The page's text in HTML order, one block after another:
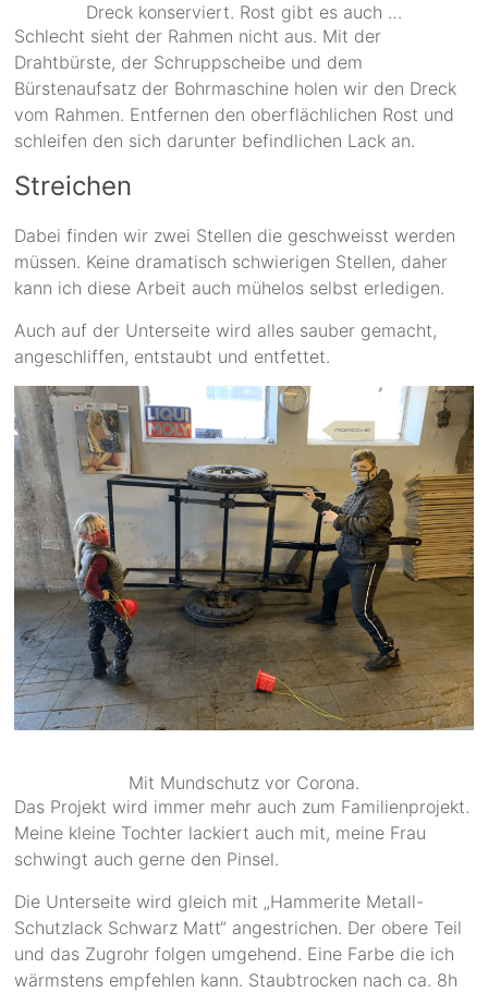
Dreck konserviert. Rost gibt es auch …
Schlecht sieht der Rahmen nicht aus. Mit der
Drahtbürste, der Schruppscheibe und dem
Bürstenaufsatz der Bohrmaschine holen wir den Dreck
vom Rahmen. Entfernen den oberflächlichen Rost und
schleifen den sich darunter befindlichen Lack an.
Streichen
Dabei finden wir zwei Stellen die geschweisst werden
müssen. Keine dramatisch schwierigen Stellen, daher
kann ich diese Arbeit auch mühelos selbst erledigen.
Auch auf der Unterseite wird alles sauber gemacht,
angeschliffen, entstaubt und entfettet.
Mit Mundschutz vor Corona.
Das Projekt wird immer mehr auch zum Familienprojekt.
Meine kleine Tochter lackiert auch mit, meine Frau
schwingt auch gerne den Pinsel.
Die Unterseite wird gleich mit „Hammerite Metall-
Schutzlack Schwarz Matt“ angestrichen. Der obere Teil
und das Zugrohr folgen umgehend. Eine Farbe die ich
wärmstens empfehlen kann. Staubtrocken nach ca. 8h